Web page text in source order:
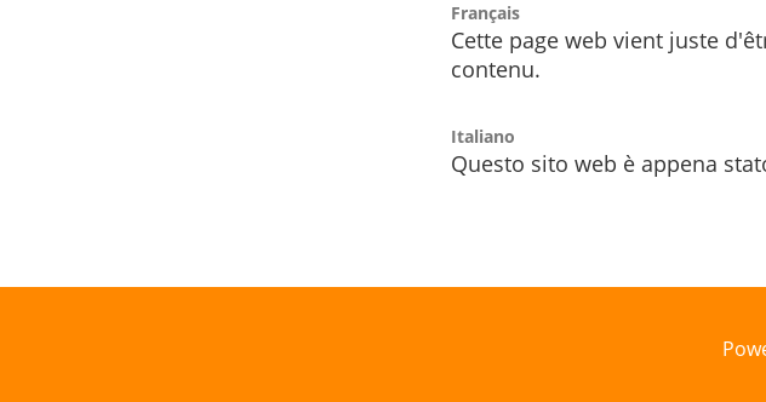
Français
Cette page web vient juste
contenu.
Italiano
Questo sito web è appena